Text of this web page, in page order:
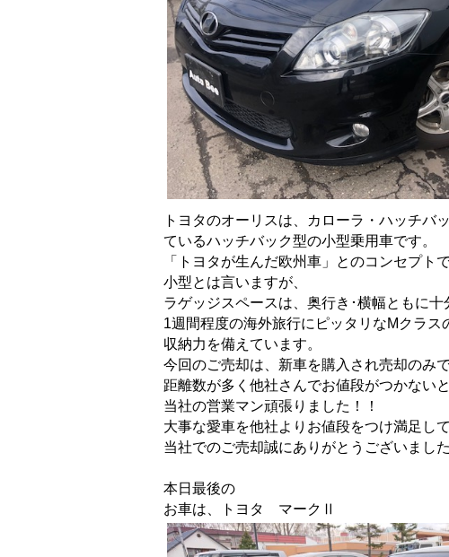
トヨタのオーリスは、カローラ・ ハッチバ
ているハッチバック型の小型乗用車です。
「トヨタが生んだ欧州車」とのコンセプト
小型とは言いますが、
ラゲッジスペースは、奥行き･横幅ともに十
1週間程度の海外旅行にピッタリなMクラス
収納力を備えています。
今回のご売却は、新車を購入され売却のみ
距離数が多く他社さんでお値段がつかない
当社の営業マン頑張りました！！
大事な愛車を他社よりお値段をつけ満足し
当社でのご売却誠にありがとうございました
本日最後の
お車は、トヨタ マークⅡ